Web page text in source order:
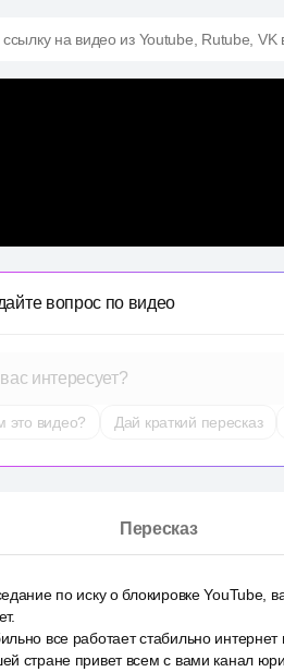
ссылку на видео из Youtube, Rutube, VK
вопрос по видео
интересует?
это видео? Дай краткий пересказ
Пересказ
по иску о блокировке YouTube,
все работает стабильно интернет
стране привет всем с вами канал